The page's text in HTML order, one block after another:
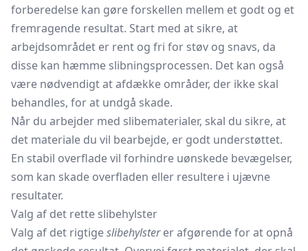
forberedelse kan gøre forskellen mellem et godt og et
fremragende resultat. Start med at sikre, at
arbejdsområdet er rent og fri for støv og snavs, da
disse kan hæmme slibningsprocessen. Det kan også
være nødvendigt at afdække områder, der ikke skal
behandles, for at undgå skade.
Når du arbejder med slibematerialer, skal du sikre, at
det materiale du vil bearbejde, er godt understøttet.
En stabil overflade vil forhindre uønskede bevægelser,
som kan skade overfladen eller resultere i ujævne
resultater.
Valg af det rette slibehylster
Valg af det rigtigeslibehylsterer afgørende for at opnå